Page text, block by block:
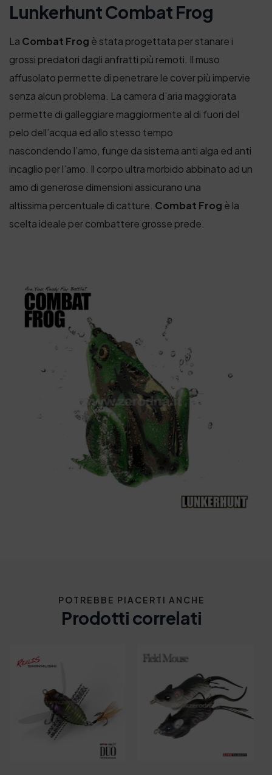
Lunkerhunt Combat Frog
La Combat Frog è stata progettata per stanare i
grossi predatori dagli anfratti più remoti. Il muso
affusolato permette di penetrare le cover più impervie
senza alcun problema. La camera d’aria maggiorata
permette di galleggiare maggiormente al di fuori del
pelo dell’acqua ed allo stesso tempo
nascondendo l’amo, funge da sistema anti alga ed anti
incaglio per l’amo. Il corpo ultra morbido abbinato ad un
amo di generose dimensioni assicurano una
altissima percentuale di catture. Combat Frog è la
scelta ideale per combattere grosse prede.
POTREBBE PIACERTI ANCHE
Prodotti correlati